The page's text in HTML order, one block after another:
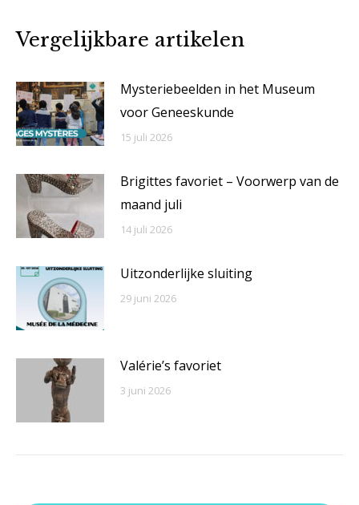
Vergelijkbare artikelen
Mysteriebeelden in het Museum
voor Geneeskunde
15 juli 2026
Brigittes favoriet – Voorwerp van de
maand juli
14 juli 2026
Uitzonderlijke sluiting
29 juni 2026
Valérie’s favoriet
3 juni 2026